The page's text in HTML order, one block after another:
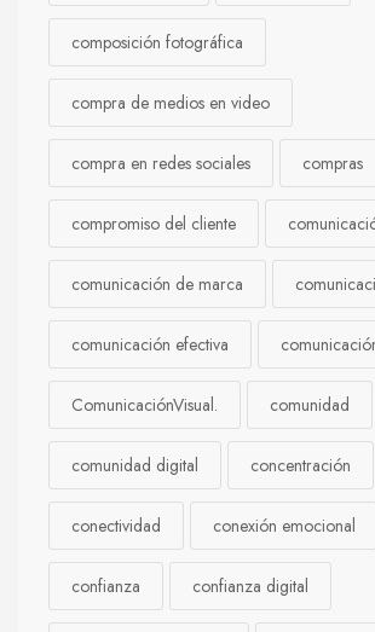
composición fotográfica
compra de medios en video
compra en redes sociales compras
compromiso del cliente
comunicación de marca
comunicación efectiva
ComunicaciónVisual. comunidad
comunidad digital concentración
conectividad conexión emocional
confianza confianza digital